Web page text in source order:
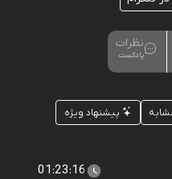
نظرات
پادکست
پیشنهاد ویژه
01:23:16